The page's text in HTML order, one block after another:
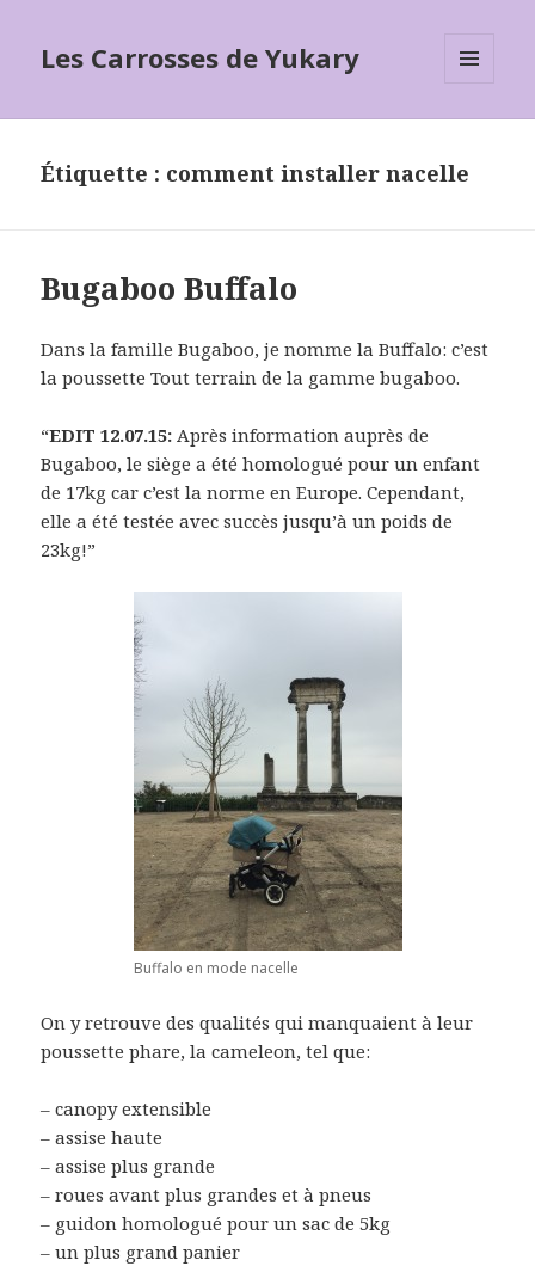
Les Carrosses de Yukary
Étiquette : comment installer nacelle
Bugaboo Buffalo
Dans la famille Bugaboo, je nomme la Buffalo: c’est
la poussette Tout terrain de la gamme bugaboo.
“EDIT 12.07.15: Après information auprès de
Bugaboo, le siège a été homologué pour un enfant
de 17kg car c’est la norme en Europe. Cependant,
elle a été testée avec succès jusqu’à un poids de
23kg!”
Buffalo en mode nacelle
On y retrouve des qualités qui manquaient à leur
poussette phare, la cameleon, tel que:
– canopy extensible
– assise haute
– assise plus grande
– roues avant plus grandes et à pneus
– guidon homologué pour un sac de 5kg
– un plus grand panier